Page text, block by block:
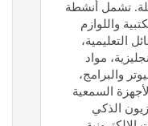
تشمل أنشطة
واللوازم
التعليمية،
مواد
والبرامج،
السمعية
الذكي